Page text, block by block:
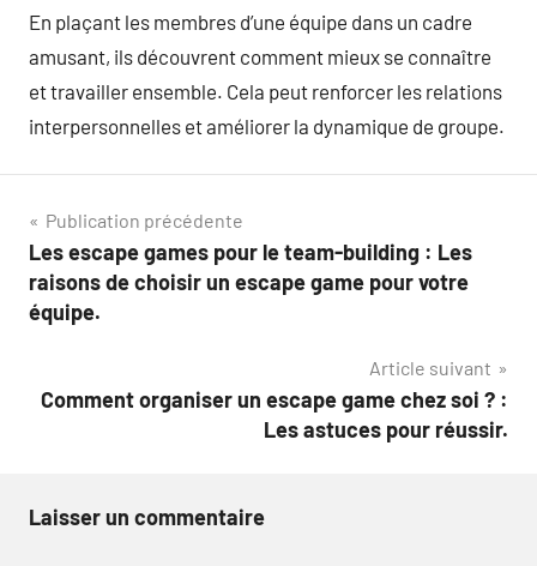
En plaçant les membres d’une équipe dans un cadre
amusant, ils découvrent comment mieux se connaître
et travailler ensemble. Cela peut renforcer les relations
interpersonnelles et améliorer la dynamique de groupe.
Navigation
de
l’article
Publication précédente
Les escape games pour le team-building : Les
raisons de choisir un escape game pour votre
équipe.
Article suivant
Comment organiser un escape game chez soi ? :
Les astuces pour réussir.
Laisser un commentaire